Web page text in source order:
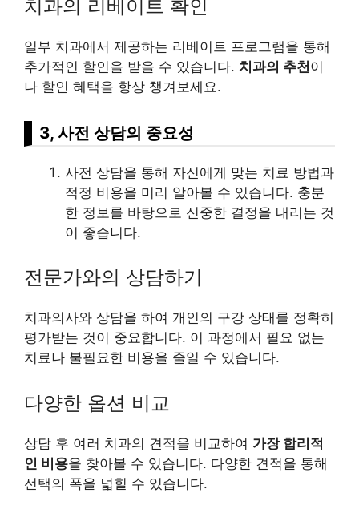
치과의 리베이트 확인
일부 치과에서 제공하는 리베이트 프로그램을 통해
추가적인 할인을 받을 수 있습니다. 치과의 추천이
나 할인 혜택을 항상 챙겨보세요.
3, 사전 상담의 중요성
사전 상담을 통해 자신에게 맞는 치료 방법과
적정 비용을 미리 알아볼 수 있습니다. 충분
한 정보를 바탕으로 신중한 결정을 내리는 것
이 좋습니다.
전문가와의 상담하기
치과의사와 상담을 하여 개인의 구강 상태를 정확히
평가받는 것이 중요합니다. 이 과정에서 필요 없는
치료나 불필요한 비용을 줄일 수 있습니다.
다양한 옵션 비교
상담 후 여러 치과의 견적을 비교하여 가장 합리적
인 비용을 찾아볼 수 있습니다. 다양한 견적을 통해
선택의 폭을 넓힐 수 있습니다.